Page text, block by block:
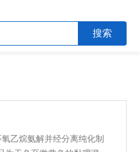
乙烷氨解并经分离纯化制